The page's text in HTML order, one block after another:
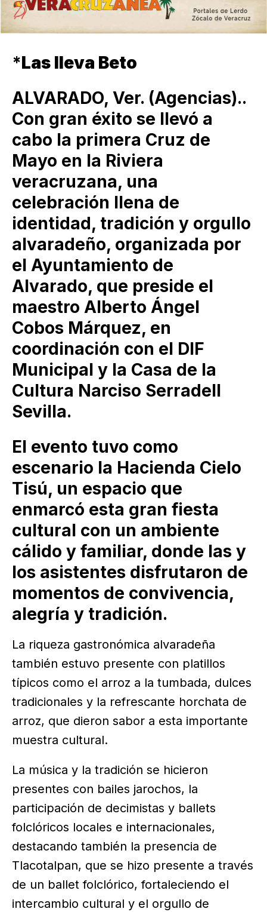
*Las lleva Beto
ALVARADO, Ver. (Agencias)..
Con gran éxito se llevó a
cabo la primera Cruz de
Mayo en la Riviera
veracruzana, una
celebración llena de
identidad, tradición y orgullo
alvaradeño, organizada por
el Ayuntamiento de
Alvarado, que preside el
maestro Alberto Ángel
Cobos Márquez, en
coordinación con el DIF
Municipal y la Casa de la
Cultura Narciso Serradell
Sevilla.
El evento tuvo como
escenario la Hacienda Cielo
Tisú, un espacio que
enmarcó esta gran fiesta
cultural con un ambiente
cálido y familiar, donde las y
los asistentes disfrutaron de
momentos de convivencia,
alegría y tradición.
La riqueza gastronómica alvaradeña
también estuvo presente con platillos
típicos como el arroz a la tumbada, dulces
tradicionales y la refrescante horchata de
arroz, que dieron sabor a esta importante
muestra cultural.
La música y la tradición se hicieron
presentes con bailes jarochos, la
participación de decimistas y ballets
folclóricos locales e internacionales,
destacando también la presencia de
Tlacotalpan, que se hizo presente a través
de un ballet folclórico, fortaleciendo el
intercambio cultural y el orgullo de